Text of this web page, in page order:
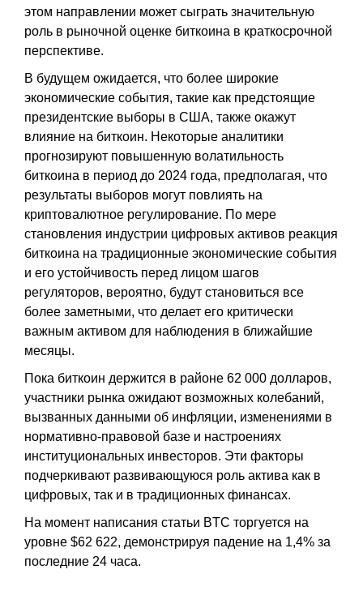
этом направлении может сыграть значительную
роль в рыночной оценке биткоина в краткосрочной
перспективе.
В будущем ожидается, что более широкие
экономические события, такие как предстоящие
президентские выборы в США, также окажут
влияние на биткоин. Некоторые аналитики
прогнозируют повышенную волатильность
биткоина в период до 2024 года, предполагая, что
результаты выборов могут повлиять на
криптовалютное регулирование. По мере
становления индустрии цифровых активов реакция
биткоина на традиционные экономические события
и его устойчивость перед лицом шагов
регуляторов, вероятно, будут становиться все
более заметными, что делает его критически
важным активом для наблюдения в ближайшие
месяцы.
Пока биткоин держится в районе 62 000 долларов,
участники рынка ожидают возможных колебаний,
вызванных данными об инфляции, изменениями в
нормативно-правовой базе и настроениях
институциональных инвесторов. Эти факторы
подчеркивают развивающуюся роль актива как в
цифровых, так и в традиционных финансах.
На момент написания статьи BTC торгуется на
уровне $62 622, демонстрируя падение на 1,4% за
последние 24 часа.